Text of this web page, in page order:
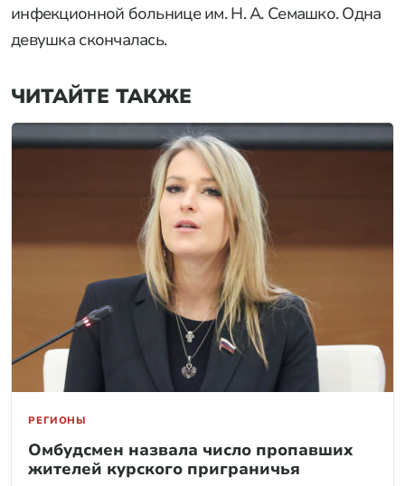
инфекционной больнице им. Н. А. Семашко. Одна
девушка скончалась.
ЧИТАЙТЕ ТАКЖЕ
РЕГИОНЫ
Омбудсмен назвала число пропавших
жителей курского приграничья